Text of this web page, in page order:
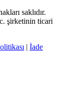
saklıdır.
şirketinin ticari
| İade